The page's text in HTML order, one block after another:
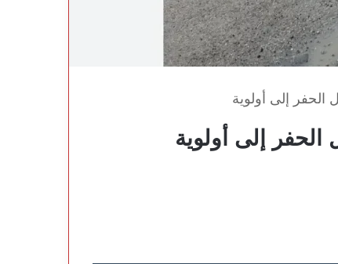
الحفر إلى أولوية
الحفر إلى أولوية